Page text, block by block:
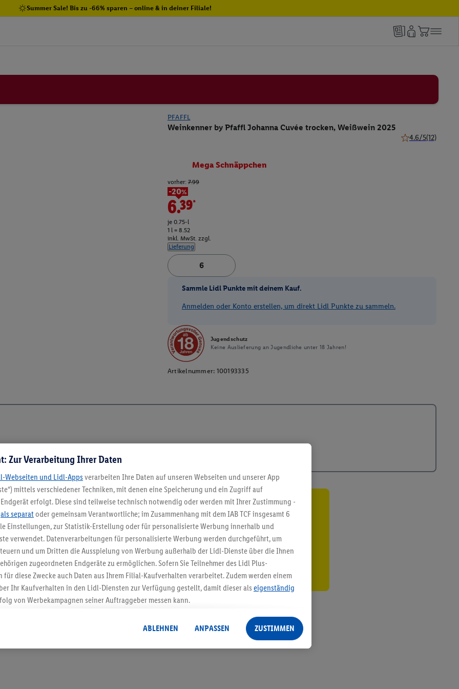
Summer Sale! Bis zu -66% sparen – online & in deiner Filiale!
PFAFFL
Weinkenner by Pfaffl Johanna Cuvée trocken, Weißwein 2025
4.6/5(12)
Mega Schnäppchen
vorher: 7.99
-20%
6.39*
je 0.75-l
1 l = 8.52
inkl. MwSt. zzgl.
Lieferung
Sammle Lidl Punkte mit deinem Kauf.
Anmelden oder Konto erstellen, um direkt Lidl Punkte zu sammeln.
Jugendschutz
Keine Auslieferung an Jugendliche unter 18 Jahren!
Artikelnummer: 100193335
5.95 € Versand sparen³²ᵃ
Jetzt zum Newsletter anmelden
Gutschein sichern!
Zur Verarbeitung Ihrer Daten
Webseiten und Lidl-Apps verarbeiten Ihre Daten auf unseren Webseiten und unserer App
mittels verschiedener Techniken, mit denen eine Speicherung und ein Zugriff auf
erfolgt. Diese sind teilweise technisch notwendig oder werden mit Ihrer Zustimmung -
als separat oder gemeinsam Verantwortliche; im Zusammenhang mit dem IAB TCF insgesamt 6
Einstellungen, zur Statistik-Erstellung oder für personalisierte Werbung innerhalb und
verwendet. Datenverarbeitungen für personalisierte Werbung werden durchgeführt, um
und um Dritten die Ausspielung von Werbung außerhalb der Lidl-Dienste über die Ihnen
zugeordneten Endgeräte zu ermöglichen. Sofern Sie Teilnehmer des Lidl Plus-
für diese Zwecke auch Daten aus Ihrem Filial-Kaufverhalten verarbeitet. Zudem werden einem
Ihr Kaufverhalten in den Lidl-Diensten zur Verfügung gestellt, damit dieser als eigenständig
von Werbekampagnen seiner Auftraggeber messen kann.
Dies umfasst die Zusammenführung von Daten (z.B. über Ihre Nutzung der Lidl-Dienste, Ihr
Diensten, Informationen aus Ihrem Kundenkonto - z.B. Alter oder Geschlecht - sowie Ihre
über verschiedene Endgeräte und Lidl-Dienste hinweg einschließlich dem Speichern von
ABLEHNEN ANPASSEN ZUSTIMMEN